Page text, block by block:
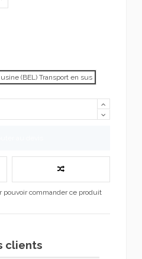
(BEL) Transport en sus
commander ce produit
clients